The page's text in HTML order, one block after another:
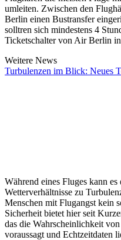
umleiten. Zwischen den
Berlin einen Bustransfer
solltren sich mindestens 4
Ticketschalter von Air Berlin
Weitere News
Turbulenzen im Blick: Neues
Während eines Fluges kann es
Wetterverhältnisse zu
Menschen mit Flugangst kein
Sicherheit bietet hier seit
das die Wahrscheinlichkeit
voraussagt und Echtzeitdaten